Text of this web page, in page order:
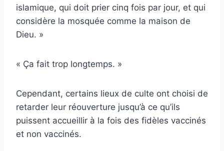
islamique, qui doit prier cinq fois par jour, et qui
considère la mosquée comme la maison de
Dieu. »
« Ça fait trop longtemps. »
Cependant, certains lieux de culte ont choisi de
retarder leur réouverture jusqu’à ce qu’ils
puissent accueillir à la fois des fidèles vaccinés
et non vaccinés.